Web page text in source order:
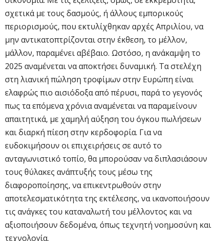
σχετικά με τους δασμούς, ή άλλους εμπορικούς
περιορισμούς, που εκτυλίχθηκαν αρχές Απριλίου, να
μην αντικατοπτρίζονται στην έκθεση, το μέλλον,
μάλλον, παραμένει αβέβαιο. Ωστόσο, η ανάκαμψη το
2025 αναμένεται να αποκτήσει δυναμική. Τα στελέχη
στη λιανική πώληση τροφίμων στην Ευρώπη είναι
ελαφρώς πιο αισιόδοξα από πέρυσι, παρά το γεγονός
πως τα επόμενα χρόνια αναμένεται να παραμείνουν
απαιτητικά, με χαμηλή αύξηση του όγκου πωλήσεων
και διαρκή πίεση στην κερδοφορία. Για να
ευδοκιμήσουν οι επιχειρήσεις σε αυτό το
ανταγωνιστικό τοπίο, θα μπορούσαν να διπλασιάσουν
τους θύλακες ανάπτυξής τους μέσω της
διαφοροποίησης, να επικεντρωθούν στην
αποτελεσματικότητα της εκτέλεσης, να ικανοποιήσουν
τις ανάγκες του καταναλωτή του μέλλοντος και να
αξιοποιήσουν δεδομένα, όπως τεχνητή νοημοσύνη και
τεχνολογία.